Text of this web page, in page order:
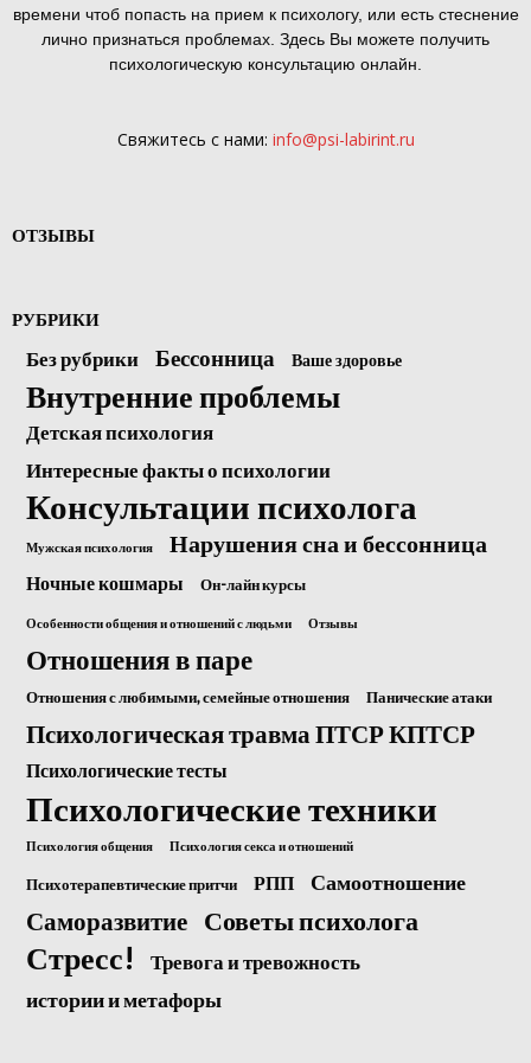
времени чтоб попасть на прием к психологу, или есть стеснение
лично признаться проблемах. Здесь Вы можете получить
психологическую консультацию онлайн.
Свяжитесь с нами: info@psi-labirint.ru
ОТЗЫВЫ
РУБРИКИ
Без рубрики Бессонница Ваше здоровье
Внутренние проблемы
Детская психология
Интересные факты о психологии
Консультации психолога
Мужская психология Нарушения сна и бессонница
Ночные кошмары Он-лайн курсы
Особенности общения и отношений с людьми Отзывы
Отношения в паре
Отношения с любимыми, семейные отношения Панические атаки
Психологическая травма ПТСР КПТСР
Психологические тесты
Психологические техники
Психология общения Психология секса и отношений
Психотерапевтические притчи РПП Самоотношение
Саморазвитие Советы психолога
Стресс! Тревога и тревожность
истории и метафоры